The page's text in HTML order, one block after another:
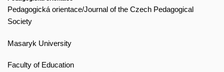
Pedagogická orientace/Journal of the Czech Pedagogical
Society
Masaryk University
Faculty of Education